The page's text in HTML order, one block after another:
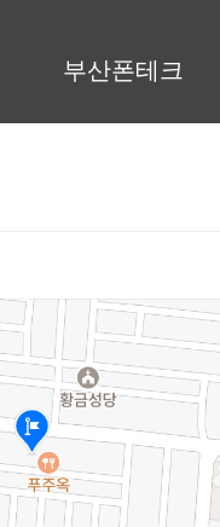
부산폰테크